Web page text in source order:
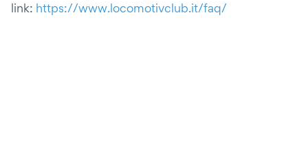
link: https://www.locomotivclub.it/faq/